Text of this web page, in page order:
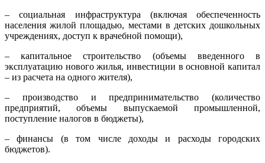
– социальная инфраструктура (включая обеспеченность
населения жилой площадью, местами в детских дошкольных
учреждениях, доступ к врачебной помощи),
– капитальное строительство (объемы введенного в
эксплуатацию нового жилья, инвестиции в основной капитал
– из расчета на одного жителя),
– производство и предпринимательство (количество
предприятий, объемы выпускаемой промышленной,
поступление налогов в бюджеты),
– финансы (в том числе доходы и расходы городских
бюджетов).